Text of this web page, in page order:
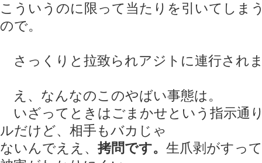
こういうのに限って当たりを引いてしま
ので。
さっくりと拉致られアジトに連行され
え、なんなのこのやばい事態は。
いざってときはごまかせという指示通
ルだけど、相手もバカじゃ
ないんでええ、 拷問です。 生爪剥がすっ